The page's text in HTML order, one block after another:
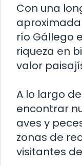
Con una
río Gállego
riqueza en
valor
A lo largo
encontrar
aves y
zonas de
visitantes